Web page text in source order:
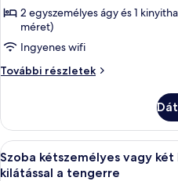
Szoba
külön
ággyal,
erkély
adults
+
1
child)
2 egyszemélyes ágy és 1
méret)
Ingyenes wifi
További részletek
Szoba
erkély
(2
adults
+
A
következő
6
Szoba kétszemélyes vagy
kilátással a tengerre